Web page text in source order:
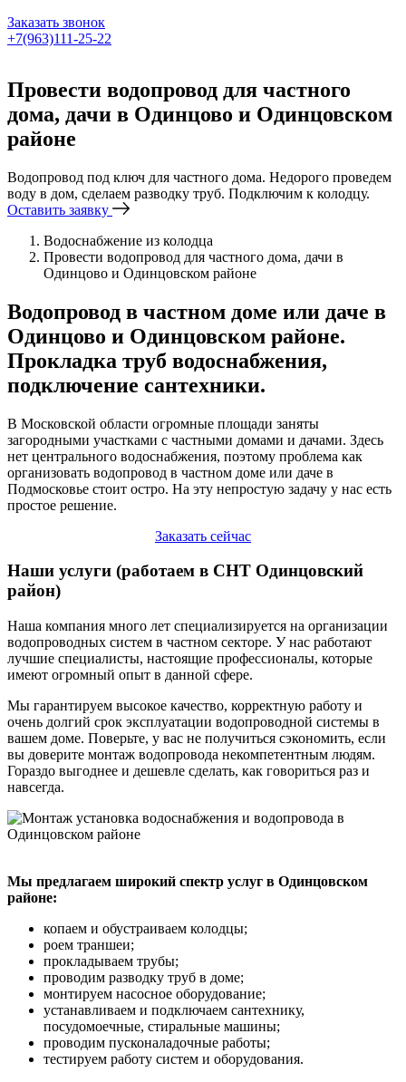
Заказать звонок
+7(963)111-25-22
Провести водопровод для частного
дома, дачи в Одинцово и Одинцовском
районе
Водопровод под ключ для частного дома. Недорого проведем
воду в дом, сделаем разводку труб. Подключим к колодцу.
Оставить заявку
Водоснабжение из колодца
Провести водопровод для частного дома, дачи в
Одинцово и Одинцовском районе
Водопровод в частном доме или даче в
Одинцово и Одинцовском районе.
Прокладка труб водоснабжения,
подключение сантехники.
В Московской области огромные площади заняты
загородными участками с частными домами и дачами. Здесь
нет центрального водоснабжения, поэтому проблема как
организовать водопровод в частном доме или даче в
Подмосковье стоит остро. На эту непростую задачу у нас есть
простое решение.
Заказать сейчас
Наши услуги (работаем в СНТ Одинцовский
район)
Наша компания много лет специализируется на организации
водопроводных систем в частном секторе. У нас работают
лучшие специалисты, настоящие профессионалы, которые
имеют огромный опыт в данной сфере.
Мы гарантируем высокое качество, корректную работу и
очень долгий срок эксплуатации водопроводной системы в
вашем доме. Поверьте, у вас не получиться сэкономить, если
вы доверите монтаж водопровода некомпетентным людям.
Гораздо выгоднее и дешевле сделать, как говориться раз и
навсегда.
Мы предлагаем широкий спектр услуг в Одинцовском
районе:
копаем и обустраиваем колодцы;
роем траншеи;
прокладываем трубы;
проводим разводку труб в доме;
монтируем насосное оборудование;
устанавливаем и подключаем сантехнику,
посудомоечные, стиральные машины;
проводим пусконаладочные работы;
тестируем работу систем и оборудования.